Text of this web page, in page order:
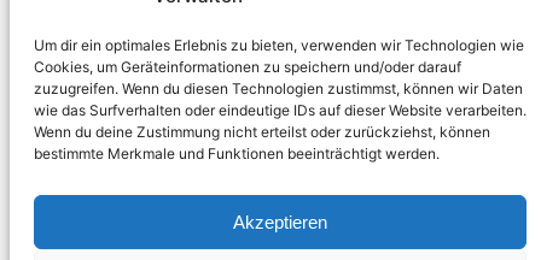
Um dir ein optimales Erlebnis zu bieten, verwenden wir Technologien wie
Cookies, um Geräteinformationen zu speichern und/oder darauf
zuzugreifen. Wenn du diesen Technologien zustimmst, können wir Daten
wie das Surfverhalten oder eindeutige IDs auf dieser Website verarbeiten.
Wenn du deine Zustimmung nicht erteilst oder zurückziehst, können
bestimmte Merkmale und Funktionen beeinträchtigt werden.
Akzeptieren
Kürtener Straße 13, D-51465 Bergisch Gladbach
Geschäftsführer: Andre Kandlin
Vertriebsbeauftragter: Michael Jochmann